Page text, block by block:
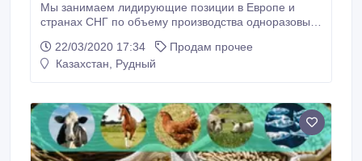
Мы занимаем лидирующие позиции в Европе и
странах СНГ по объему производства одноразовых
масок в год. Со все й продукцией вы можете
ознакомиться на сайте. Основным направлением
рассадников из нетканых материалов последнего
поколения.
22/03/2020 17:34
Продам прочее
Казахстан, Рудный